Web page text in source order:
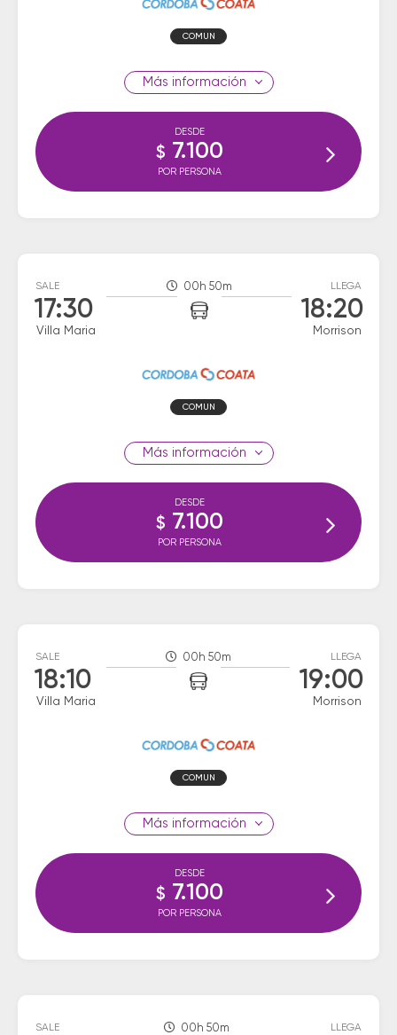
COMUN
información
DESDE
$ 7.100
POR PERSONA
SALE
17:30
Villa Maria
00h 50m LLEGA
18:20
Morrison
COMUN
información
DESDE
$ 7.100
POR PERSONA
SALE
18:10
Villa Maria
00h 50m LLEGA
19:00
Morrison
COMUN
información
DESDE
$ 7.100
POR PERSONA
SALE 00h 50m LLEGA